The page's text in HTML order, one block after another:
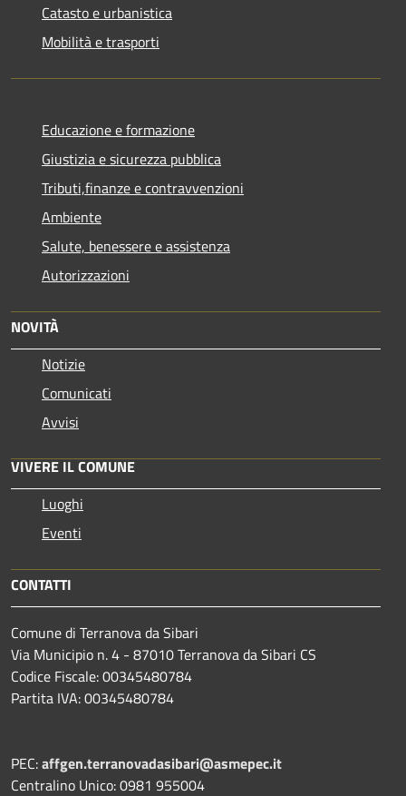
Catasto e urbanistica
Mobilità e trasporti
Educazione e formazione
Giustizia e sicurezza pubblica
Tributi,finanze e contravvenzioni
Ambiente
Salute, benessere e assistenza
Autorizzazioni
NOVITÀ
Notizie
Comunicati
Avvisi
VIVERE IL COMUNE
Luoghi
Eventi
CONTATTI
Comune di Terranova da Sibari
Via Municipio n. 4 - 87010 Terranova da Sibari CS
Codice Fiscale: 00345480784
Partita IVA: 00345480784
PEC:affgen.terranovadasibari@asmepec.it
Centralino Unico: 0981 955004